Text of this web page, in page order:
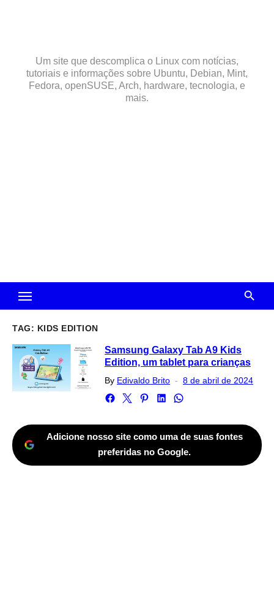
Um site que descomplica o Linux com notícias,
tutoriais e informações sobre Ubuntu, Debian, Mint,
Fedora, openSUSE, Arch, hardware, tecnologia, e
mais.
TAG: KIDS EDITION
Samsung Galaxy Tab A9 Kids
Edition, um tablet para crianças
By Edivaldo Brito
Posted
8 de abril de 2024
Adicione nosso site como uma de suas fontes
preferidas no Google.